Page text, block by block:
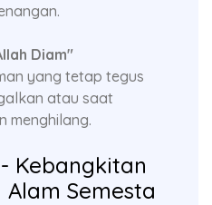
Diam"
yang tetap tegus
atau saat
menghilang.
Kebangkitan
Semesta